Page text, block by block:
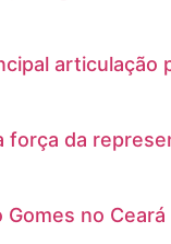
articulação
da
no